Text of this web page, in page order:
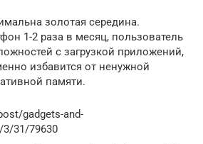
золотая середина.
1-2 раза в месяц, пользователь
с загрузкой приложений,
избавится от ненужной
памяти.
gadgets-and-
31/79630